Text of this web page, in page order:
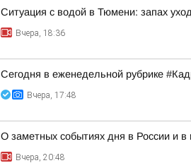
Ситуация с водой в Тюмени: запах
Вчера, 18:36
Сегодня в еженедельной рубрике
Вчера, 17:48
О заметных событиях дня в России и
Вчера, 20:48